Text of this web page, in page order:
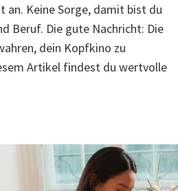
an. Keine Sorge, damit bist du
Beruf. Die gute Nachricht: Die
dein Kopfkino zu
Artikel findest du wertvolle